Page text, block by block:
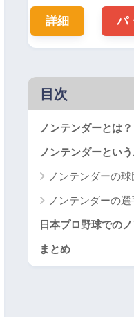
詳細 パ
目次
ノンテンダーとは？
ノンテンダーとい
ノンテンダーの
ノンテンダーの
日本プロ野球での
まとめ